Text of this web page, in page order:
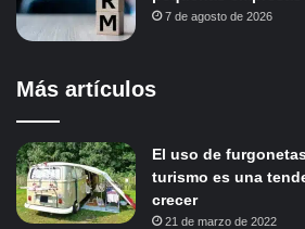
7 de agosto de 2026
Más artículos
El uso de
turismo es una
crecer
21 de marzo de 2022